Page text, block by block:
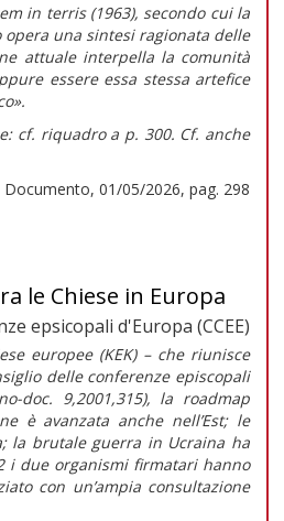
in terris (1963), secondo cui la
una sintesi ragionata delle
attuale interpella la comunità
essere essa stessa artefice
cf. riquadro a p. 300. Cf. anche
Documento, 01/05/2026, pag. 298
le Chiese in Europa
epsicopali d'Europa (CCEE)
europee (KEK) – che riunisce
delle conferenze episcopali
doc. 9,2001,315), la roadmap
è avanzata anche nell’Est; le
la brutale guerra in Ucraina ha
i due organismi firmatari hanno
con un’ampia consultazione